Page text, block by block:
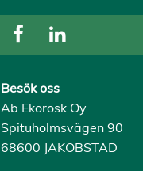
Besök oss
Ab Ekorosk Oy
Spituholmsvägen 90
68600 JAKOBSTAD